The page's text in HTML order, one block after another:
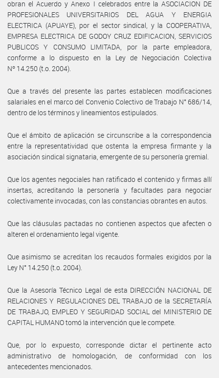
obran el Acuerdo y Anexo I celebrados entre la ASOCIACION DE
PROFESIONALES UNIVERSITARIOS DEL AGUA Y ENERGIA
ELECTRICA (APUAYE), por el sector sindical, y la COOPERATIVA,
EMPRESA ELECTRICA DE GODOY CRUZ EDIFICACION, SERVICIOS
PUBLICOS Y CONSUMO LIMITADA, por la parte empleadora,
conforme a lo dispuesto en la Ley de Negociación Colectiva
Nº 14.250 (t.o. 2004).
Que a través del presente las partes establecen modificaciones
salariales en el marco del Convenio Colectivo de Trabajo N° 686/14,
dentro de los términos y lineamientos estipulados.
Que el ámbito de aplicación se circunscribe a la correspondencia
entre la representatividad que ostenta la empresa firmante y la
asociación sindical signataria, emergente de su personería gremial.
Que los agentes negociales han ratificado el contenido y firmas allí
insertas, acreditando la personería y facultades para negociar
colectivamente invocadas, con las constancias obrantes en autos.
Que las cláusulas pactadas no contienen aspectos que afecten o
alteren el ordenamiento legal vigente.
Que asimismo se acreditan los recaudos formales exigidos por la
Ley N° 14.250 (t.o. 2004).
Que la Asesoría Técnico Legal de esta DIRECCIÓN NACIONAL DE
RELACIONES Y REGULACIONES DEL TRABAJO de la SECRETARÍA
DE TRABAJO, EMPLEO Y SEGURIDAD SOCIAL del MINISTERIO DE
CAPITAL HUMANO tomó la intervención que le compete.
Que, por lo expuesto, corresponde dictar el pertinente acto
administrativo de homologación, de conformidad con los
antecedentes mencionados.